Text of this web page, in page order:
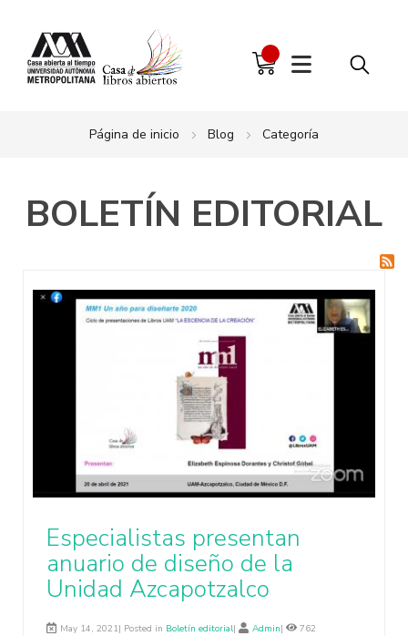
Página de inicio Blog Categoría
BOLETÍN EDITORIAL
Especialistas presentan
anuario de diseño de la
Unidad Azcapotzalco
May 14, 2021| Posted in Boletín editorial| Admin| 762